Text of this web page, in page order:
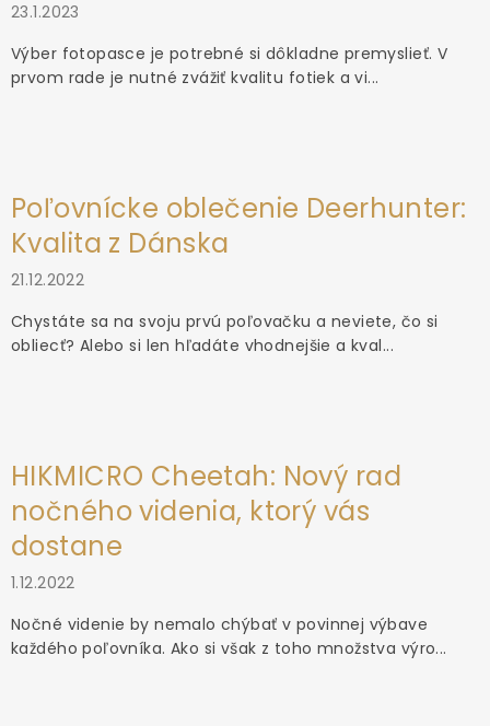
23.1.2023
Výber fotopasce je potrebné si dôkladne premyslieť. V
prvom rade je nutné zvážiť kvalitu fotiek a vi...
Poľovnícke oblečenie Deerhunter:
Kvalita z Dánska
21.12.2022
Chystáte sa na svoju prvú poľovačku a neviete, čo si
obliecť? Alebo si len hľadáte vhodnejšie a kval...
HIKMICRO Cheetah: Nový rad
nočného videnia, ktorý vás
dostane
1.12.2022
Nočné videnie by nemalo chýbať v povinnej výbave
každého poľovníka. Ako si však z toho množstva výro...